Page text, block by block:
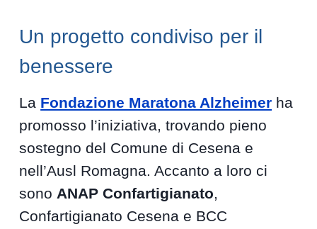
Un progetto condiviso per il
benessere
La Fondazione Maratona Alzheimer ha
promosso l’iniziativa, trovando pieno
sostegno del Comune di Cesena e
nell’Ausl Romagna. Accanto a loro ci
sono ANAP Confartigianato,
Confartigianato Cesena e BCC